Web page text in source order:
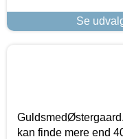
Se
kan finde mere end